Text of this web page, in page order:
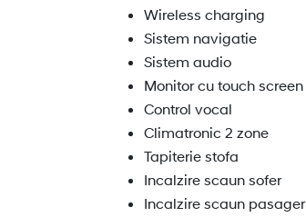
Wireless charging
Sistem navigatie
Sistem audio
Monitor cu touch screen
Control vocal
Climatronic 2 zone
Tapiterie stofa
Incalzire scaun sofer
Incalzire scaun pasager